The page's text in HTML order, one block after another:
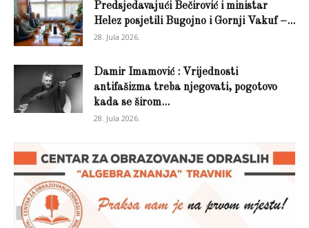
Predsjedavajući Bečirović i ministar
Helez posjetili Bugojno i Gornji Vakuf –...
28. Jula 2026.
Damir Imamović : Vrijednosti
antifašizma treba njegovati, pogotovo
kada se širom...
28. Jula 2026.